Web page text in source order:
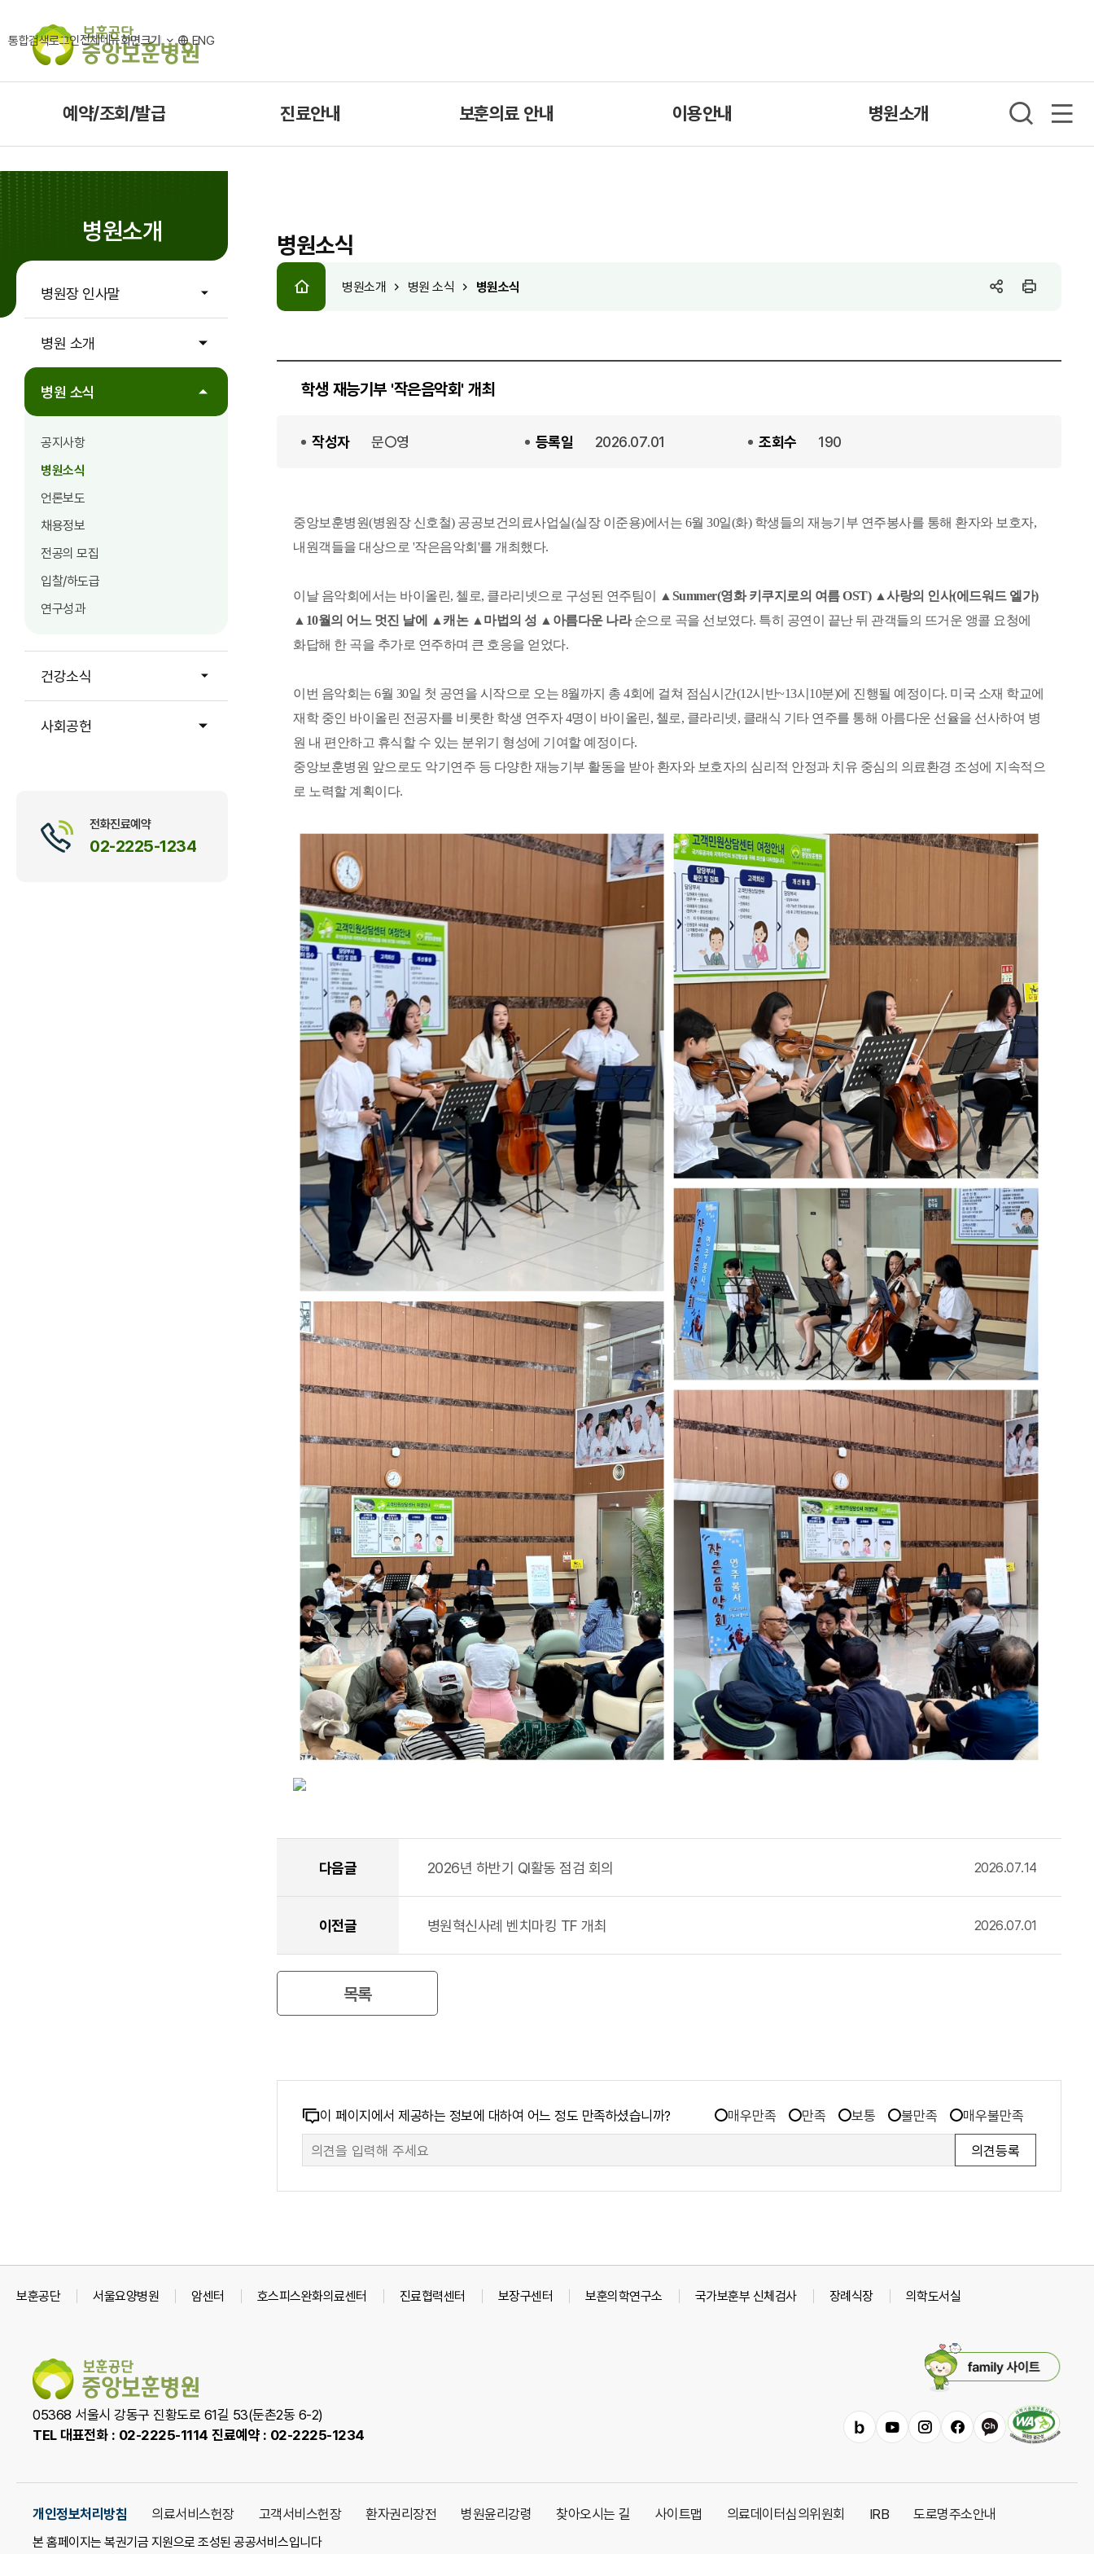
통합검색로그인전체메뉴화면크기 ENG
예약/조회/발급 진료안내 보훈의료 안내 이용안내 병원소개
병원소개
병원장 인사말
병원 소개
병원 소식
공지사항
병원소식
언론보도
채용정보
전공의 모집
입찰/하도급
연구성과
건강소식
사회공헌
전화진료예약
02-2225-1234
병원소식
병원소개 병원 소식 병원소식
SNS
열
인
학생 재능기부 '작은음악회' 개최
작성자 문○영 등록일 2026.07.01 조회수 190
중앙보훈병원(병원장 신호철) 공공보건의료사업실(실장 이준용)에서는 6월 30일(화) 학생들의 재능기부 연주봉사를 통해 환자와 보호자,
내원객들을 대상으로 '작은음악회'를 개최했다.
이날 음악회에서는 바이올린, 첼로, 클라리넷으로 구성된 연주팀이
▲Summer(영화 키쿠지로의 여름 OST) ▲사랑의 인사(에드워드 엘가)
▲10월의 어느 멋진 날에 ▲캐논 ▲마법의 성 ▲아름다운 나라순으로 곡을 선보였다. 특히 공연이 끝난 뒤 관객들의 뜨거운 앵콜 요청에
화답해 한 곡을 추가로 연주하며 큰 호응을 얻었다.
이번 음악회는 6월 30일 첫 공연을 시작으로 오는 8월까지 총 4회에 걸쳐 점심시간(12시반~13시10분)에 진행될 예정이다. 미국 소재 학교에
재학 중인 바이올린 전공자를 비롯한 학생 연주자 4명이 바이올린, 첼로, 클라리넷, 클래식 기타 연주를 통해 아름다운 선율을 선사하여 병
원 내 편안하고 휴식할 수 있는 분위기 형성에 기여할 예정이다.
중앙보훈병원 앞으로도 악기연주 등 다양한 재능기부 활동을 받아 환자와 보호자의 심리적 안정과 치유 중심의 의료환경 조성에 지속적으
로 노력할 계획이다.
다음글 2026년 하반기 QI활동 점검 회의 2026.07.14
이전글 병원혁신사례 벤치마킹 TF 개최 2026.07.01
목록
콘
텐
도
조
이 페이지에서 제공하는 정보에 대하여 어느 정도 만족하셨습니까?
만
족
도
폼
매우만족 만족 보통 불만족 매우불만족
보훈공단 서울요양병원 암센터 호스피스완화의료센터 진료협력센터 보장구센터 보훈의학연구소 국가보훈부 신체검사 장례식장 의학도서실
05368 서울시 강동구 진황도로 61길 53(둔촌2동 6-2)
TEL 대표전화 : 02-2225-1114 진료예약 : 02-2225-1234
밴
유
인
램
페
카
널
이
트
기
개인정보처리방침 의료서비스헌장 고객서비스헌장 환자권리장전 병원윤리강령 찾아오시는 길 사이트맵 의료데이터심의위원회 IRB 도로명주소안내
본 홈페이지는 복권기금 지원으로 조성된 공공서비스입니다